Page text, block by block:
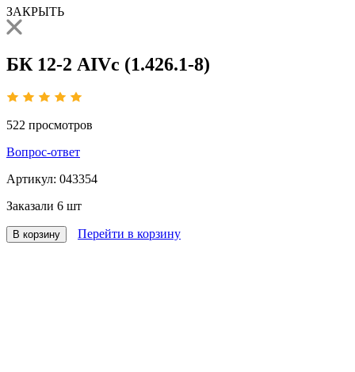
ЗАКРЫТЬ
БК 12-2 АIVс (1.426.1-8)
522 просмотров
Вопрос-ответ
Артикул: 043354
Заказали 6 шт
В корзину Перейти в корзину